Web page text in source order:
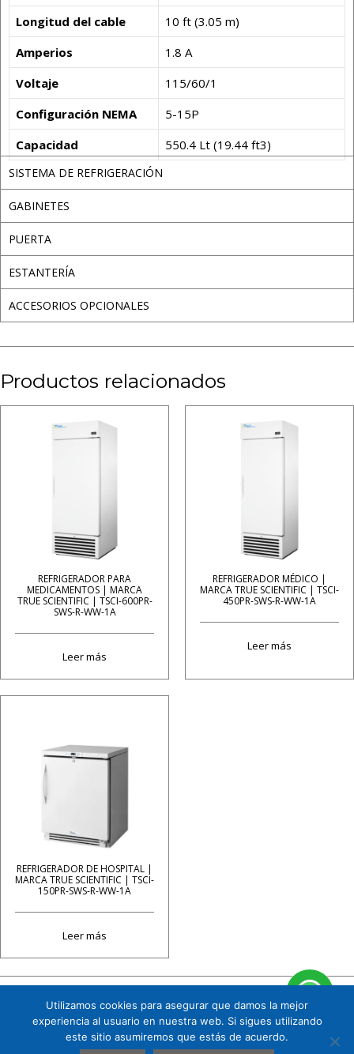
Longitud del cable
10 ft (3.05 m)
Amperios
1.8 A
Voltaje
115/60/1
Configuración NEMA
5-15P
Capacidad
550.4 Lt (19.44 ft3)
SISTEMA DE REFRIGERACIÓN
GABINETES
PUERTA
ESTANTERÍA
ACCESORIOS OPCIONALES
Productos relacionados
REFRIGERADOR PARA
MEDICAMENTOS | MARCA
TRUE SCIENTIFIC | TSCI-600PR-
SWS-R-WW-1A
Leer más
REFRIGERADOR MÉDICO |
MARCA TRUE SCIENTIFIC | TSCI-
450PR-SWS-R-WW-1A
Leer más
REFRIGERADOR DE HOSPITAL |
MARCA TRUE SCIENTIFIC | TSCI-
150PR-SWS-R-WW-1A
Leer más
Cuauhtémoc 158 B1 Col. Tizapán San Ángel, CP. 01090, Álvaro Obregón, Ciudad de
México. Tel. 5591719151
Utilizamos cookies para asegurar que damos la mejor
experiencia al usuario en nuestra web. Si sigues utilizando
este sitio asumiremos que estás de acuerdo.